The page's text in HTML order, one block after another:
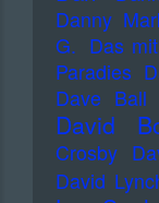
Danny
G. Das
Paradies
Dave Ball
David
Crosby
David